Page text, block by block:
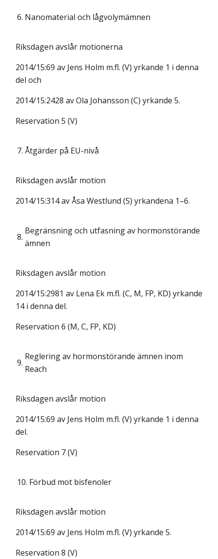
6. Nanomaterial och lågvolymämnen
Riksdagen avslår motionerna
2014/15:69 av Jens Holm m.fl. (V) yrkande 1 i denna
del och
2014/15:2428 av Ola Johansson (C) yrkande 5.
Reservation 5 (V)
7. Åtgärder på EU-nivå
Riksdagen avslår motion
2014/15:314 av Åsa Westlund (S) yrkandena 1–6.
8.
Begränsning och utfasning av hormonstörande
ämnen
Riksdagen avslår motion
2014/15:2981 av Lena Ek m.fl. (C, M, FP, KD) yrkande
14 i denna del.
Reservation 6 (M, C, FP, KD)
9.
Reglering av hormonstörande ämnen inom
Reach
Riksdagen avslår motion
2014/15:69 av Jens Holm m.fl. (V) yrkande 1 i denna
del.
Reservation 7 (V)
10. Förbud mot bisfenoler
Riksdagen avslår motion
2014/15:69 av Jens Holm m.fl. (V) yrkande 5.
Reservation 8 (V)